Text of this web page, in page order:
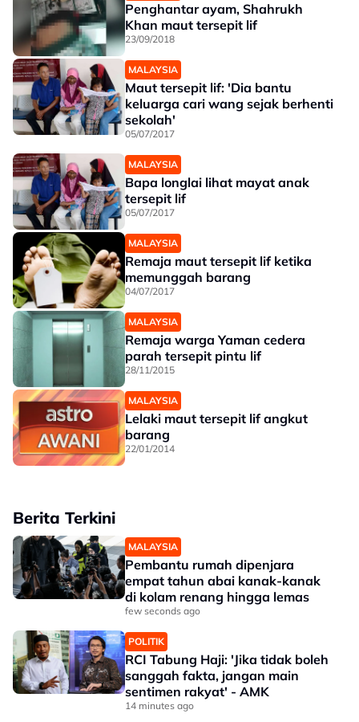
Penghantar ayam, Shahrukh
Khan maut tersepit lif
23/09/2018
MALAYSIA
Maut tersepit lif: 'Dia bantu
keluarga cari wang sejak berhenti
sekolah'
05/07/2017
MALAYSIA
Bapa longlai lihat mayat anak
tersepit lif
05/07/2017
MALAYSIA
Remaja maut tersepit lif ketika
memunggah barang
04/07/2017
MALAYSIA
Remaja warga Yaman cedera
parah tersepit pintu lif
28/11/2015
MALAYSIA
Lelaki maut tersepit lif angkut
barang
22/01/2014
Berita Terkini
MALAYSIA
Pembantu rumah dipenjara
empat tahun abai kanak-kanak
di kolam renang hingga lemas
few seconds ago
POLITIK
RCI Tabung Haji: 'Jika tidak boleh
sanggah fakta, jangan main
sentimen rakyat' - AMK
14 minutes ago